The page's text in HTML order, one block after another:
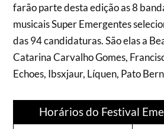
farão parte desta edição as 8
musicais Super Emergentes
das 94 candidaturas. São elas a
Catarina Carvalho Gomes,
Echoes, Ibsxjaur, Líquen, Pato
Horários do Festival